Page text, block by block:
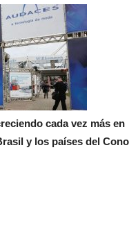
cada vez más en
y los países del Cono